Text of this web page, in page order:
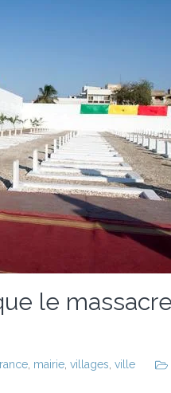
le
mairie villages ville